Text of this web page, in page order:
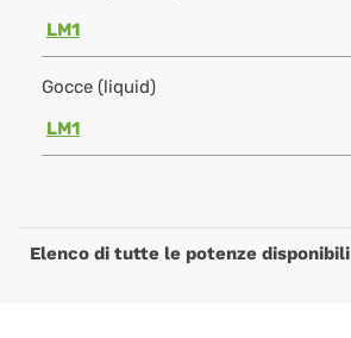
LM1
Gocce (liquid)
LM1
Elenco di tutte le potenze disponibili